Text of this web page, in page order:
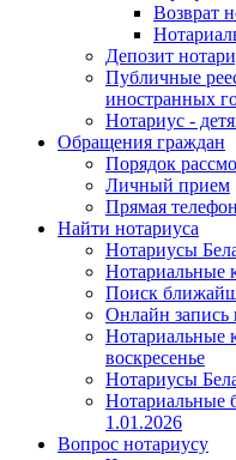
Возврат
Депозит
Публичные
иностранных
Нотариус -
Обращения граждан
Порядок
Личный прием
Прямая
Найти нотариуса
Нотариусы
Нотариальные
Поиск
Онлайн запись
Нотариальные
воскресенье
Нотариусы
Нотариальные
1.01.2026
Вопрос нотариусу